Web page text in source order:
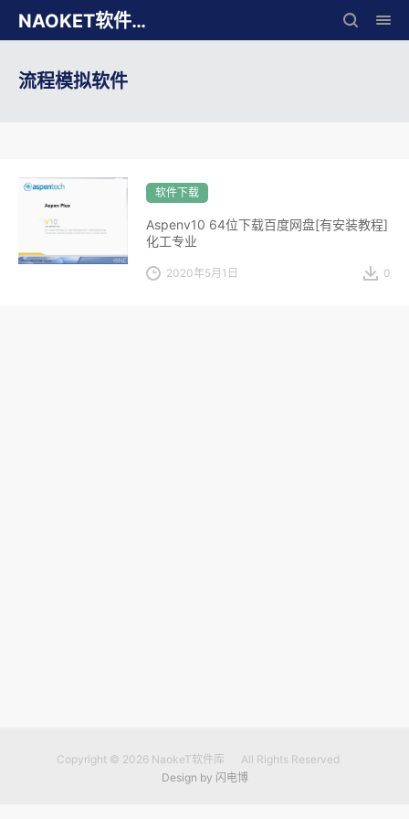
NAOKET软件库
流程模拟软件
软件下载
Aspenv10 64位下载百度网盘[有安装教程]
化工专业
2020年5月1日 0
Copyright © 2026 NaokeT软件库
All Rights Reserved
Design by 闪电博